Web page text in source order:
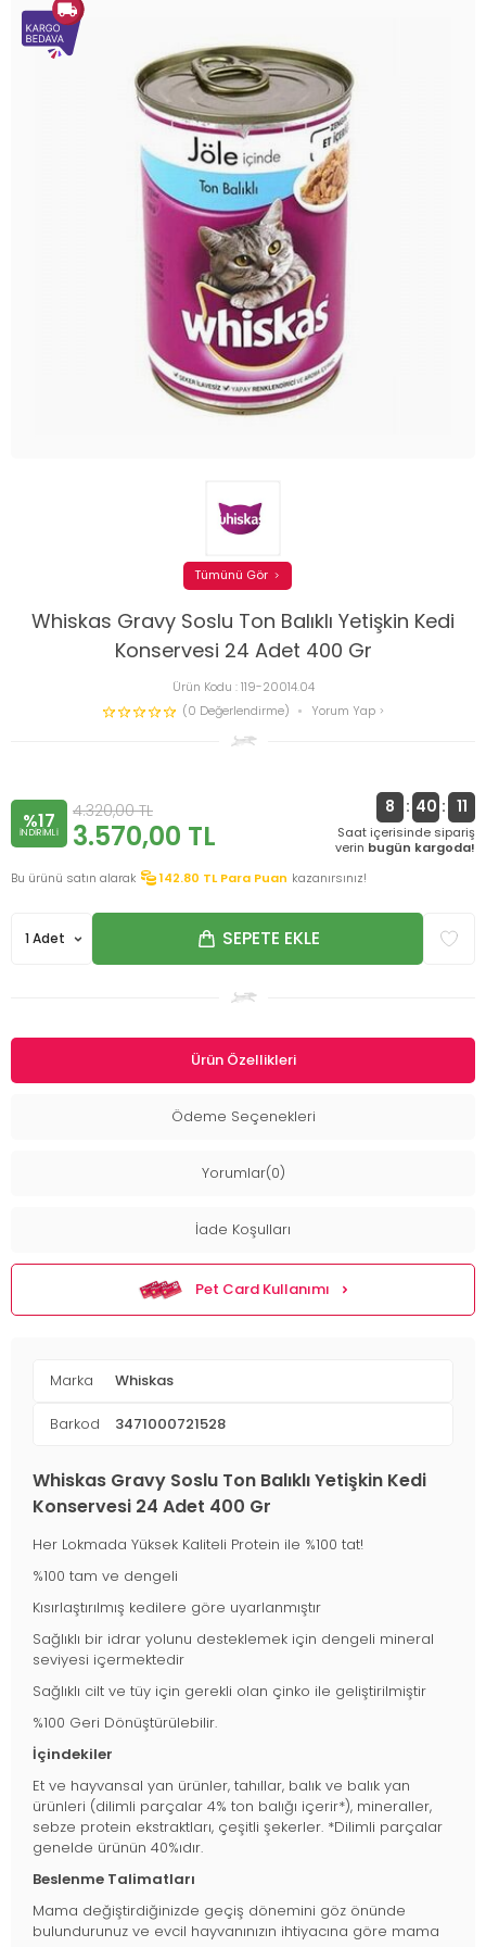
Whiskas Gravy Soslu Ton Balıklı Yetişkin Kedi
Konservesi 24 Adet 400 Gr
Ürün Kodu :119-20014.04
(0 Değerlendirme)
Yorum Yap
Tümünü Gör
%17
INDIRIMLI
4.320,00TL
3.570,00 TL
8 : 40 : 11
Saat içerisinde sipariş
verin bugün kargoda!
Bu ürünü satın alarak
142.80 TL Para Puan kazanırsınız!
SEPETE EKLE
Ürün Özellikleri
Ödeme Seçenekleri
Yorumlar(0)
İade Koşulları
Pet Card Kullanımı
Marka Whiskas
Barkod 3471000721528
Whiskas Gravy Soslu Ton Balıklı Yetişkin Kedi
Konservesi 24 Adet 400 Gr
Her Lokmada Yüksek Kaliteli Protein ile %100 tat!
%100 tam ve dengeli
Kısırlaştırılmış kedilere göre uyarlanmıştır
Sağlıklı bir idrar yolunu desteklemek için dengeli mineral
seviyesi içermektedir
Sağlıklı cilt ve tüy için gerekli olan çinko ile geliştirilmiştir
%100 Geri Dönüştürülebilir.
İçindekiler
Et ve hayvansal yan ürünler, tahıllar, balık ve balık yan
ürünleri (dilimli parçalar 4% ton balığı içerir*), mineraller,
sebze protein ekstraktları, çeşitli şekerler. *Dilimli parçalar
genelde ürünün 40%ıdır.
Beslenme Talimatları
Mama değiştirdiğinizde geçiş dönemini göz önünde
bulundurunuz ve evcil hayvanınızın ihtiyacına göre mama